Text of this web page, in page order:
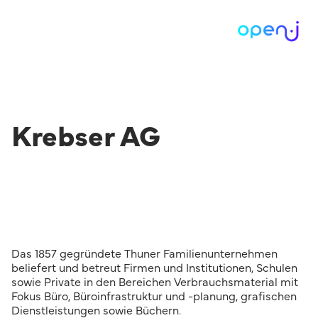
Krebser AG
Das 1857 gegründete Thuner Familienunternehmen
beliefert und betreut Firmen und Institutionen, Schulen
sowie Private in den Bereichen Verbrauchsmaterial mit
Fokus Büro, Büroinfrastruktur und -planung, grafischen
Dienstleistungen sowie Büchern.